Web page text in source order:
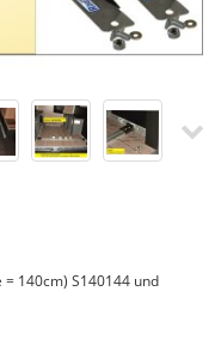
= 140cm) S140144 und